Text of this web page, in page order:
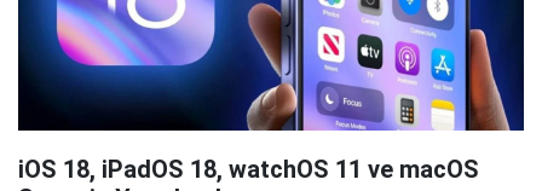
iOS 18, iPadOS 18, watchOS 11 ve macOS